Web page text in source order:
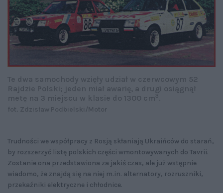
Trudności we współpracy z Rosją skłaniają Ukraińców do starań,
by rozszerzyć listę polskich części wmontowywanych do Tavrii.
Zostanie ona przedstawiona za jakiś czas, ale już wstępnie
wiadomo, że znajdą się na niej m.in. alternatory, rozruszniki,
przekaźniki elektryczne i chłodnice.